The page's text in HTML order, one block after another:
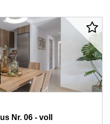
Nr. 06 - voll